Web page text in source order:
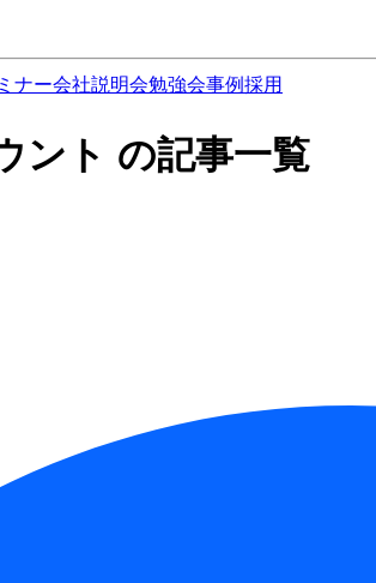
ナー会社説明会勉強会事例採用
ント の記事一覧